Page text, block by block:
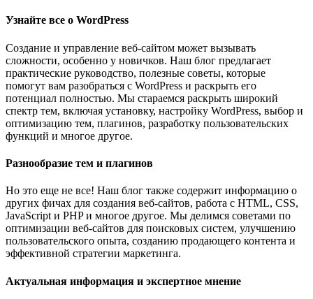
Узнайте все о WordPress
Создание и управление веб-сайтом может вызывать
сложности, особенно у новичков. Наш блог предлагает
практические руководство, полезные советы, которые
помогут вам разобраться с WordPress и раскрыть его
потенциал полностью. Мы стараемся раскрыть широкий
спектр тем, включая установку, настройку WordPress, выбор и
оптимизацию тем, плагинов, разработку пользовательских
функций и многое другое.
Разнообразие тем и плагинов
Но это еще не все! Наш блог также содержит информацию о
других фичах для создания веб-сайтов, работа с HTML, CSS,
JavaScript и PHP и многое другое. Мы делимся советами по
оптимизации веб-сайтов для поисковых систем, улучшению
пользовательского опыта, созданию продающего контента и
эффективной стратегии маркетинга.
Актуальная информация и экспертное мнение